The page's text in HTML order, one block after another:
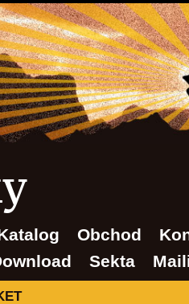
Obchod
Sekta